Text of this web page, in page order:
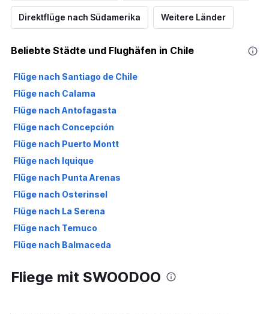
Direktflüge nach Südamerika Weitere Länder
Beliebte Städte und Flughäfen in Chile
Flüge nach Santiago de Chile
Flüge nach Calama
Flüge nach Antofagasta
Flüge nach Concepción
Flüge nach Puerto Montt
Flüge nach Iquique
Flüge nach Punta Arenas
Flüge nach Osterinsel
Flüge nach La Serena
Flüge nach Temuco
Flüge nach Balmaceda
Fliege mit SWOODOO